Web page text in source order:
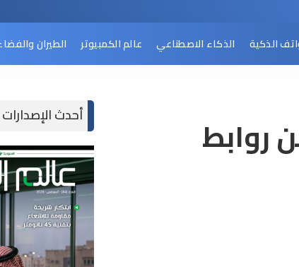
الذكية الذكاء الاصطناعي عالم الكمبيوتر الطيران
روابط أحدث الإصدارات